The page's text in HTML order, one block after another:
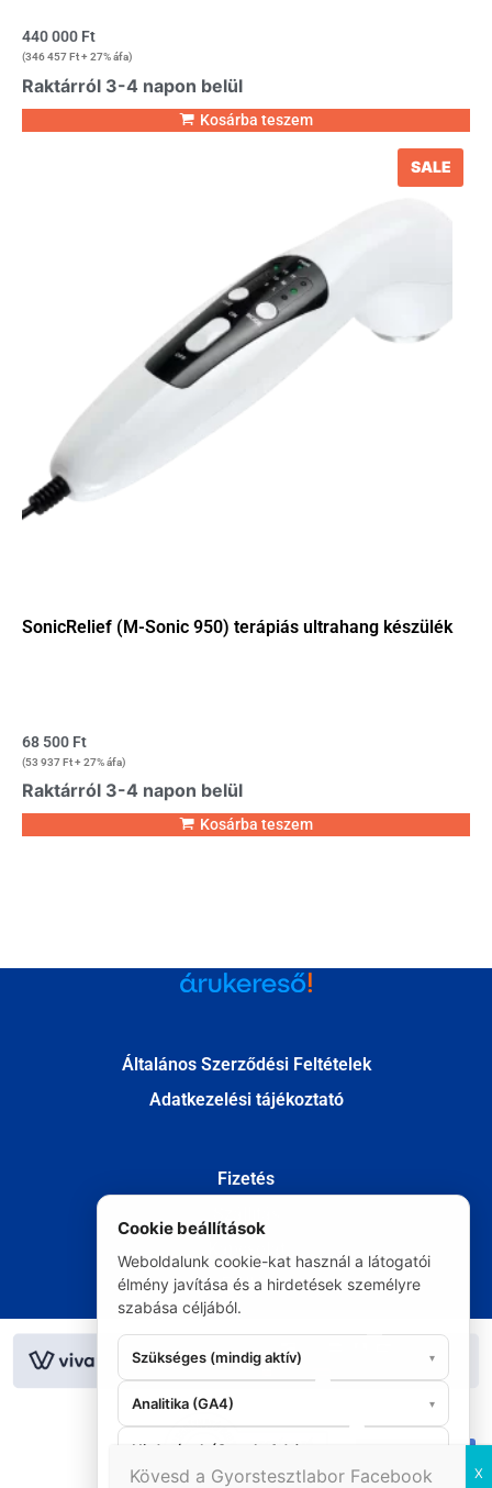
440 000 Ft
(346 457Ft+ 27% áfa)
Raktárról 3-4 napon belül
Kosárba teszem
SALE
SonicRelief (M-Sonic 950) terápiás ultrahang készülék
68 500 Ft
(53 937Ft+ 27% áfa)
Raktárról 3-4 napon belül
Kosárba teszem
Általános Szerződési Feltételek
Adatkezelési tájékoztató
Fizetés
Elállás
© Minden jog fenntartva 2020
Kövesd a Gyorstesztlabor Facebook
Cookie beállítások
Weboldalunk cookie-kat használ a látogatói
élmény javítása és a hirdetések személyre
szabása céljából.
Szükséges (mindig aktív) ▾
Analitika (GA4) ▾
Hirdetések (Google Ads)